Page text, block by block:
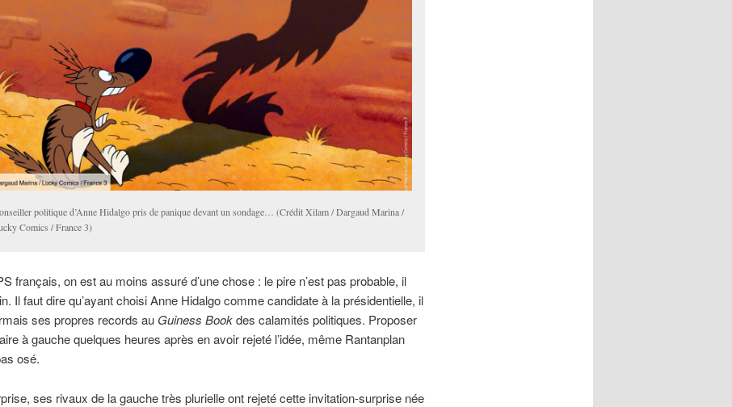
politique d’Anne Hidalgo pris de panique devant un sondage… (Crédit Xilam / Dargaud Marina /
Comics / France 3)
français, on est au moins assuré d’une chose : le pire n’est pas probable, il
Il faut dire qu’ayant choisi Anne Hidalgo comme candidate à la présidentielle, il
ses propres records au Guiness Bookdes calamités politiques. Proposer
à gauche quelques heures après en avoir rejeté l’idée, même Rantanplan
osé.
ses rivaux de la gauche très plurielle ont rejeté cette invitation-surprise née